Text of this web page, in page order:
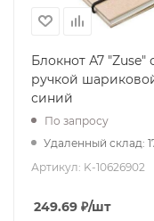
Блокнот А7 "Zuse"
ручкой
синий
По запросу
Удаленный склад:
Артикул: K-10626902
249.69 ₽/шт